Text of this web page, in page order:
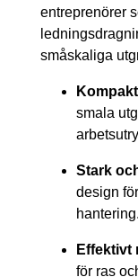
entreprenörer
småskaliga
smala
Stark
design
hantering.
Effektivt
för ras